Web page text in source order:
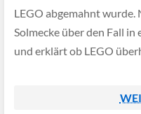
LEGO abgemahnt wurde.
Solmecke über den Fall
und erklärt ob LEGO